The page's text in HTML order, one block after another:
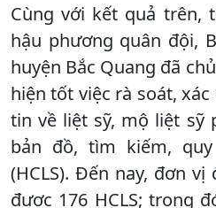
Cùng với kết quả trên,
hậu phương quân đội,
huyện Bắc Quang đã
hiện tốt việc rà soát,
tin về liệt sỹ, mộ liệt sỹ
bản đồ, tìm kiếm,
(HCLS). Đến nay, đơn
được 176 HCLS; trong